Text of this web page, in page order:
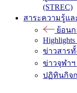
(STREC)
สาระความรู้แล
ย้อน
Highlights
ข่าวสาร
ข่าวจุฬาฯ
ปฏิทินกิจ